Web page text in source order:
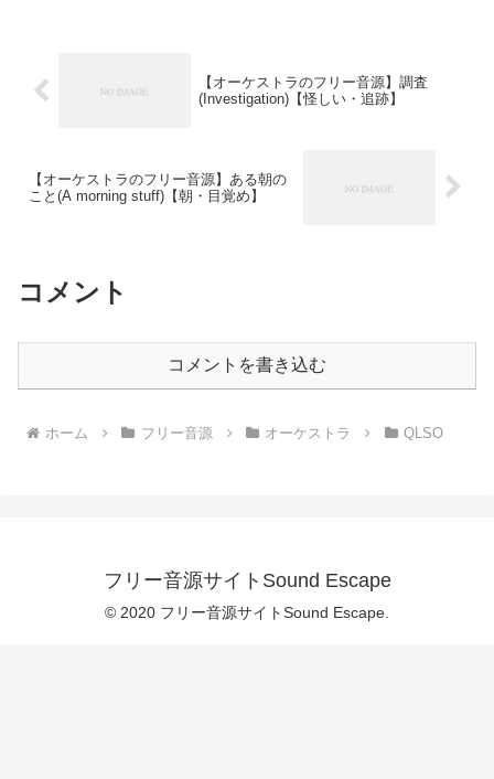
【オーケストラのフリー音源】調査
(Investigation)【怪しい・追跡】
【オーケストラのフリー音源】ある朝の
こと(A morning stuff)【朝・目覚め】
コメント
コメントを書き込む
ホーム フリー音源 オーケストラ QLSO
フリー音源サイトSound Escape
© 2020 フリー音源サイトSound Escape.